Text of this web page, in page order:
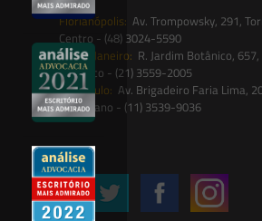
Florianópolis: Av. Trompowsky, 291,
Centro - (48) 3024-5590
Rio de Janeiro: R. Jardim Botânico,
Botânico - (21) 3559-2005
São Paulo: Av. Brigadeiro Faria Lima,
Paulistano - (11) 3539-9036
Siga-nos